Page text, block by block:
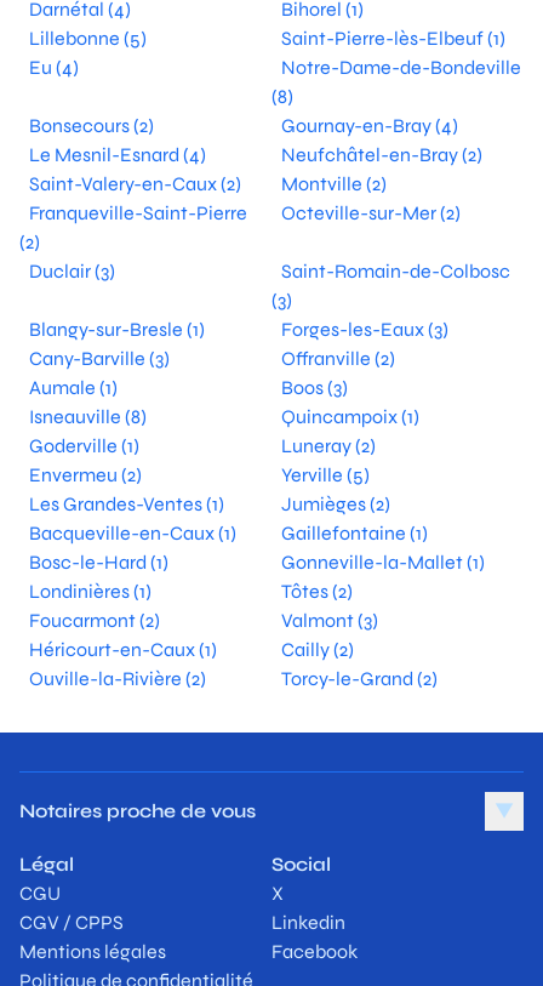
Darnétal (4)
Bihorel (1)
Lillebonne (5)
Saint-Pierre-lès-Elbeuf (1)
Eu (4)
Notre-Dame-de-Bondeville
(8)
Bonsecours (2)
Gournay-en-Bray (4)
Le Mesnil-Esnard (4)
Neufchâtel-en-Bray (2)
Saint-Valery-en-Caux (2)
Montville (2)
Franqueville-Saint-Pierre
(2)
Octeville-sur-Mer (2)
Duclair (3)
Saint-Romain-de-Colbosc
(3)
Blangy-sur-Bresle (1)
Forges-les-Eaux (3)
Cany-Barville (3)
Offranville (2)
Aumale (1)
Boos (3)
Isneauville (8)
Quincampoix (1)
Goderville (1)
Luneray (2)
Envermeu (2)
Yerville (5)
Les Grandes-Ventes (1)
Jumièges (2)
Bacqueville-en-Caux (1)
Gaillefontaine (1)
Bosc-le-Hard (1)
Gonneville-la-Mallet (1)
Londinières (1)
Tôtes (2)
Foucarmont (2)
Valmont (3)
Héricourt-en-Caux (1)
Cailly (2)
Ouville-la-Rivière (2)
Torcy-le-Grand (2)
Notaires proche de vous ▼
Légal
CGU
CGV / CPPS
Mentions légales
Politique de confidentialité
Social
X
Linkedin
Facebook